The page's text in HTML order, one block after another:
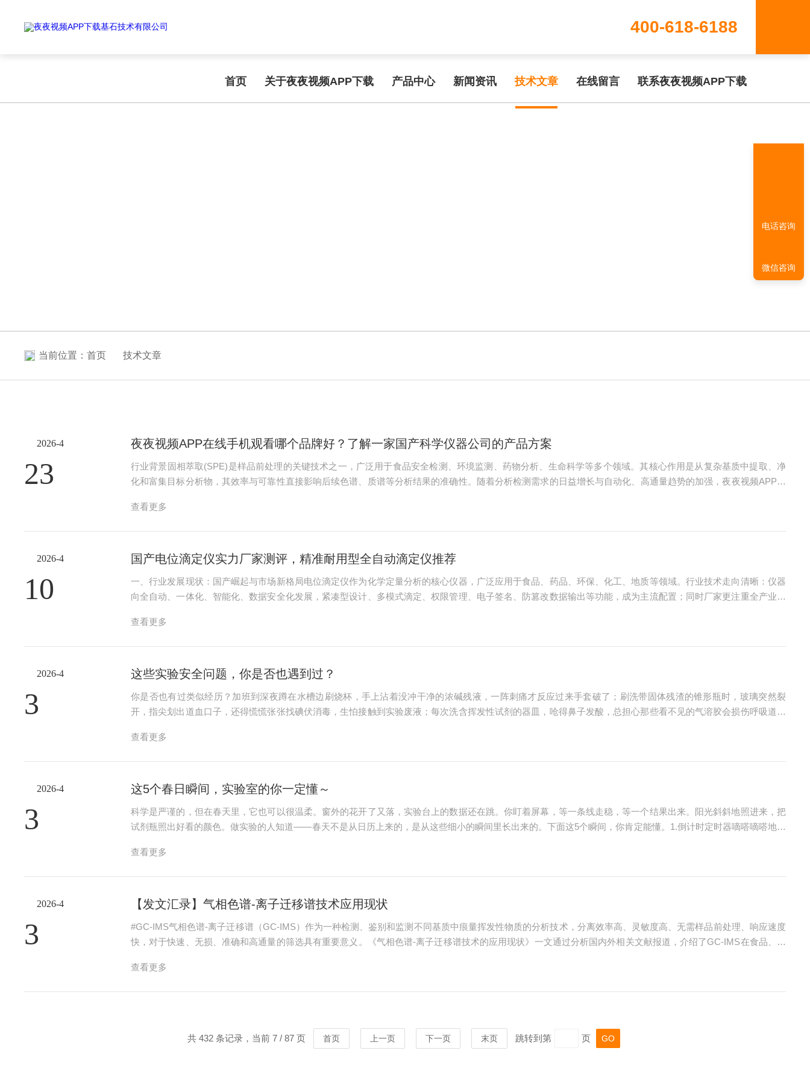
Warning: file_put_contents(./cachefile_yuan/shendoushi.net/cache/77/97330/03610.html): failed to open stream: No such file or directory in /www/wwwroot/T1.COM/func.phpon line115
400-618-6188
首页 关于夜夜视频APP下载 产品中心 新闻资讯 技术文章 在线留言 联系夜夜视频APP下载
当前位置： 首页 技术文章
2026-4
23
夜夜视频APP在线手机观看哪个品牌好？了解一家国产科学仪器公司的产品方案
行业背景固相萃取(SPE)是样品前处理的关键技术之一，广泛用于食品安全检测、环境监测、药物分析、生命科学等多个领域。其核心作用是从复杂基质中提取、净
化和富集目标分析物，其效率与可靠性直接影响后续色谱、质谱等分析结果的准确性。随着分析检测需求的日益增长与自动化、高通量趋势的加强，夜夜视频APP在
1.公司概况夜夜视频APP下载未来技术集团股份有限公司(简称：夜夜视频APP下载技术)成立于200...
查看更多
2026-4
10
国产电位滴定仪实力厂家测评，精准耐用型全自动滴定仪推荐
一、行业发展现状：国产崛起与市场新格局电位滴定仪作为化学定量分析的核心仪器，广泛应用于食品、药品、环保、化工、地质等领域。行业技术走向清晰：仪器
向全自动、一体化、智能化、数据安全化发展，紧凑型设计、多模式滴定、权限管理、电子签名、防篡改数据输出等功能，成为主流配置；同时厂家更注重全产业链
精度要求、运维便利性综合判断，核心关注4个维度：...
查看更多
2026-4
3
这些实验安全问题，你是否也遇到过？
你是否也有过类似经历？加班到深夜蹲在水槽边刷烧杯，手上沾着没冲干净的浓碱残液，一阵刺痛才反应过来手套破了；刷洗带固体残渣的锥形瓶时，玻璃突然裂
开，指尖划出道血口子，还得慌慌张张找碘伏消毒，生怕接触到实验废液；每次洗含挥发性试剂的器皿，呛得鼻子发酸，总担心那些看不见的气溶胶会损伤呼吸道。
却往往忽略了：手工清洗的风险，从来都不是“会不会...
查看更多
2026-4
3
这5个春日瞬间，实验室的你一定懂～
科学是严谨的，但在春天里，它也可以很温柔。窗外的花开了又落，实验台上的数据还在跳。你盯着屏幕，等一条线走稳，等一个结果出来。阳光斜斜地照进来，把
试剂瓶照出好看的颜色。做实验的人知道——春天不是从日历上来的，是从这些细小的瞬间里长出来的。下面这5个瞬间，你肯定能懂。1.倒计时定时器嘀嗒嘀嗒地走
点。2.调色盘试剂架上，一排瓶子整整齐齐。...
查看更多
2026-4
3
【发文汇录】气相色谱-离子迁移谱技术应用现状
#GC-IMS气相色谱-离子迁移谱（GC-IMS）作为一种检测、鉴别和监测不同基质中痕量挥发性物质的分析技术，分离效率高、灵敏度高、无需样品前处理、响应速度
快，对于快速、无损、准确和高通量的筛选具有重要意义。《气相色谱-离子迁移谱技术的应用现状》一文通过分析国内外相关文献报道，介绍了GC-IMS在食品、中
等方面取得了显著进步。便携...
查看更多
共 432 条记录，当前 7 / 87 页 首页 上一页 下一页 末页 跳转到第 页
电话咨询
微信咨询